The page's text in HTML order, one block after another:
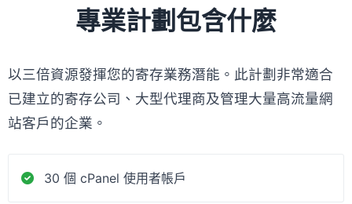
專業計劃包含什麼
以三倍資源發揮您的寄存業務潛能。此計劃非常適合
已建立的寄存公司、大型代理商及管理大量高流量網
站客戶的企業。
30 個 cPanel 使用者帳戶